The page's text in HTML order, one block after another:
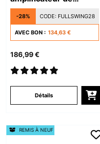
puissance
-28% CODE: FULLSWING28
AVEC BON : 134,63 €
186,99 €
Détails
REMIS À NEUF